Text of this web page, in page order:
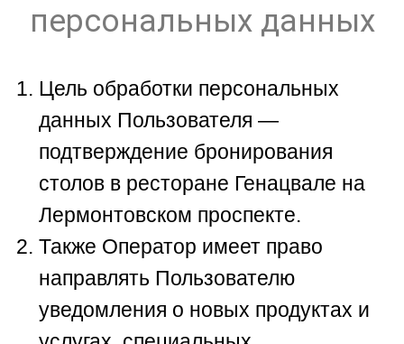
персональных данных
Цель обработки персональных
данных Пользователя —
подтверждение бронирования
столов в ресторане Генацвале на
Лермонтовском проспекте.
Также Оператор имеет право
направлять Пользователю
уведомления о новых продуктах и